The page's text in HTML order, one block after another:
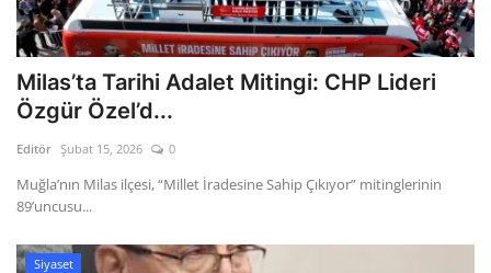
Milas’ta Tarihi Adalet Mitingi: CHP Lideri
Özgür Özel’d...
Editör Şubat 15, 2026 0
Muğla’nın Milas ilçesi, “Millet İradesine Sahip Çıkıyor” mitinglerinin
89’uncusu...
Siyaset